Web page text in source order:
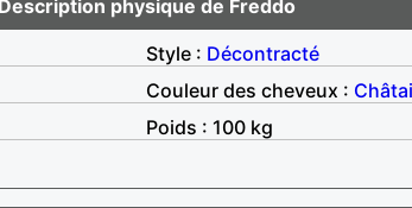
Description physique de Freddo
Style : Décontracté
Couleur des cheveux :
Poids : 100 kg